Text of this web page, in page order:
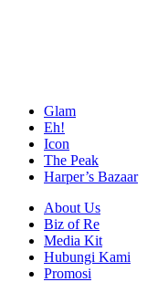
Glam
Eh!
Icon
The Peak
Harper’s Bazaar
About Us
Biz of Re
Media Kit
Hubungi Kami
Promosi